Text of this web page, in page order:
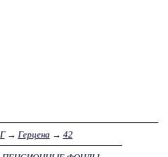
Г→ Герцена → 42